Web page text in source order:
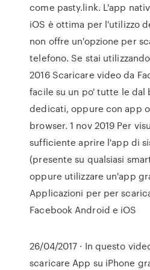
come pasty.link. L'app
iOS è ottima per l'utilizzo
non offre un'opzione per
telefono. Se stai
2016 Scaricare video da
facile su un po' tutte le dal
dedicati, oppure con app
browser. 1 nov 2019 Per
sufficiente aprire l'app di
(presente su qualsiasi
oppure utilizzare un'app
Applicazioni per per
Facebook Android e iOS
26/04/2017 · In questo
scaricare App su iPhone